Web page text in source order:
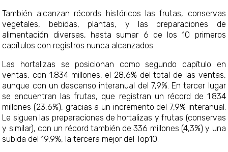
También alcanzan récords históricos las frutas, conservas
vegetales, bebidas, plantas, y las preparaciones de
alimentación diversas, hasta sumar 6 de los 10 primeros
capítulos con registros nunca alcanzados.
Las hortalizas se posicionan como segundo capítulo en
ventas, con 1.834 millones, el 28,6% del total de las ventas,
aunque con un descenso interanual del 7,9%. En tercer lugar
se encuentran las frutas, que registran un récord de 1.834
millones (23,6%), gracias a un incremento del 7,9% interanual.
Le siguen las preparaciones de hortalizas y frutas (conservas
y similar), con un récord también de 336 millones (4,3%) y una
subida del 19,9%, la tercera mejor del Top10.